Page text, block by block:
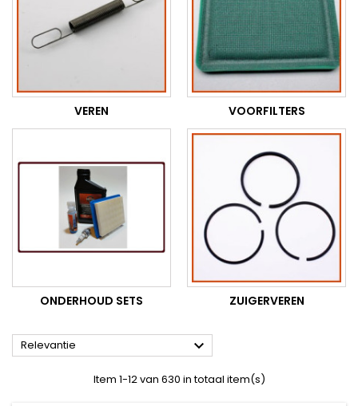
VEREN VOORFILTERS
ONDERHOUD SETS ZUIGERVEREN
Relevantie 
Item 1-12 van 630 in totaal item(s)